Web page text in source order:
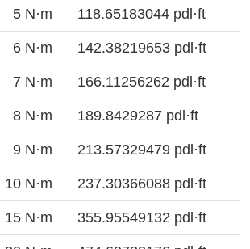
5 N·m 118.65183044 pdl·ft
6 N·m 142.38219653 pdl·ft
7 N·m 166.11256262 pdl·ft
8 N·m 189.8429287 pdl·ft
9 N·m 213.57329479 pdl·ft
10 N·m 237.30366088 pdl·ft
15 N·m 355.95549132 pdl·ft